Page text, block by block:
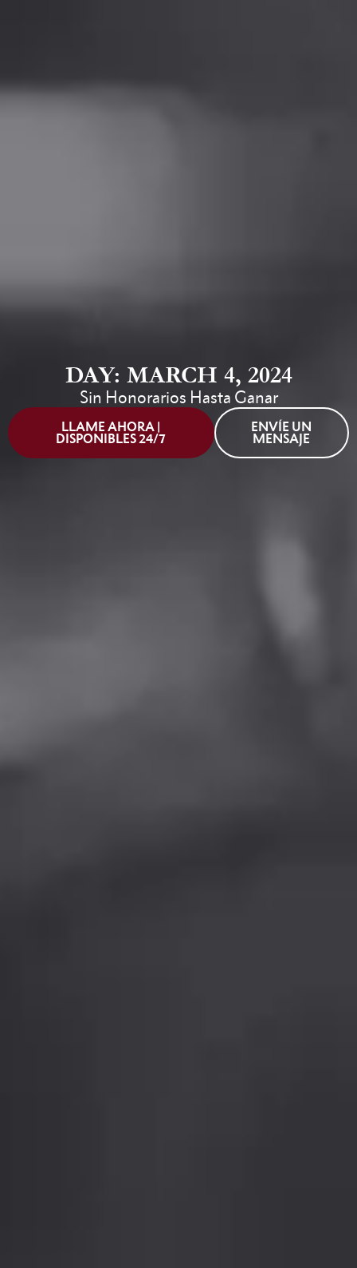
DAY: MARCH 4, 2024
Sin Honorarios Hasta Ganar
LLAME AHORA |
DISPONIBLES 24/7
ENVÍE UN
MENSAJE